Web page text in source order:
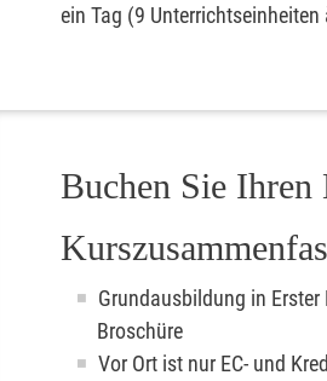
ein Tag (9
Buchen Sie
Grundausbildung in
Broschüre
Vor Ort ist nur EC- und